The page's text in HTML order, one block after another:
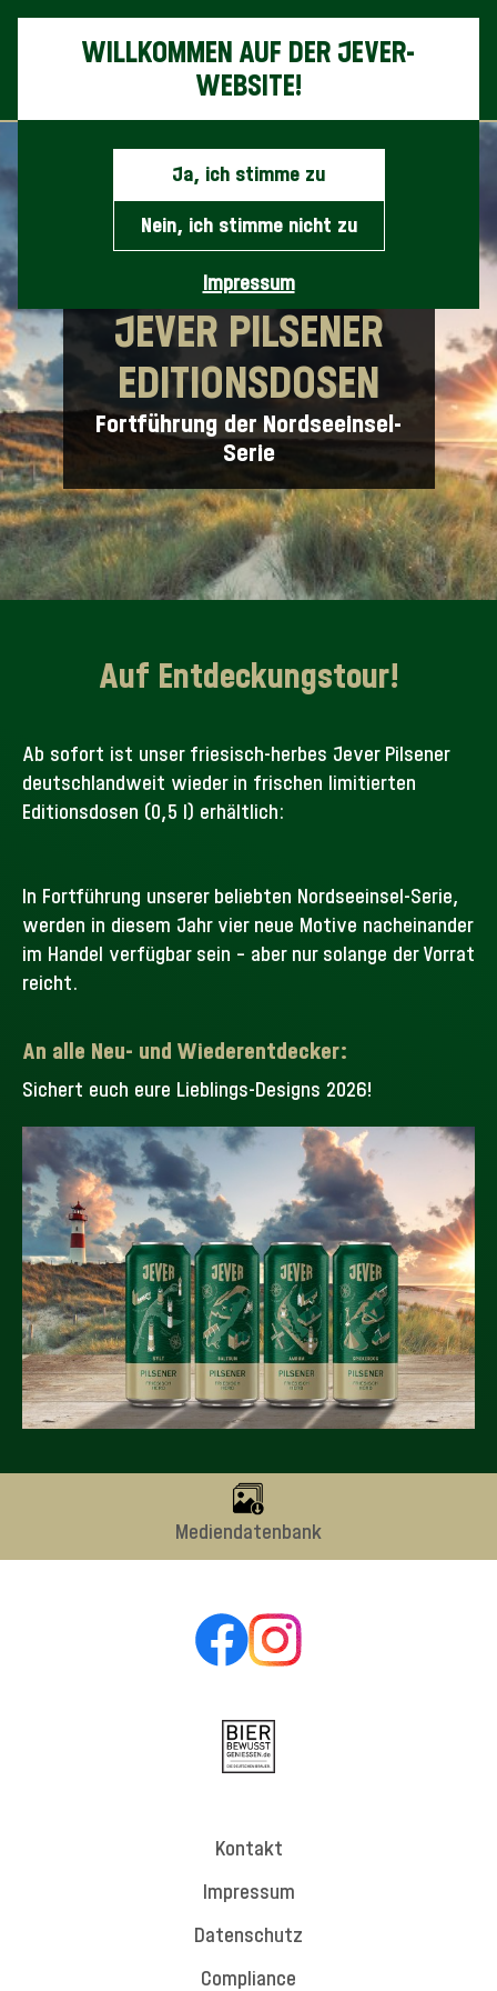
WILLKOMMEN AUF DER JEVER-
WEBSITE!
Ja, ich stimme zu
Nein, ich stimme nicht zu
Impressum
DIE LIMITIERTEN
JEVER PILSENER
EDITIONSDOSEN
Fortführung der Nordseeinsel-
Serie
Auf Entdeckungstour!
Ab sofort ist unser friesisch-herbes Jever Pilsener
deutschlandweit wieder in frischen limitierten
Editionsdosen (0,5 l) erhältlich:
In Fortführung unserer beliebten Nordseeinsel-Serie,
werden in diesem Jahr vier neue Motive nacheinander
im Handel verfügbar sein – aber nur solange der Vorrat
reicht.
An alle Neu- und Wiederentdecker:
Sichert euch eure Lieblings-Designs 2026!
Mediendatenbank
Kontakt
Impressum
Datenschutz
Compliance